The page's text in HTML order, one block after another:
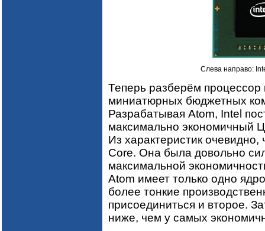
Слева направо:
Теперь разберём
миниатюрных бюджетных
Разрабатывая Atom, Intel
максимально экономичный
Из характеристик очевидно,
Core. Она была довольно
максимальной
Atom имеет только одно
более тонкие
присоединиться и второе.
ниже, чем у самых